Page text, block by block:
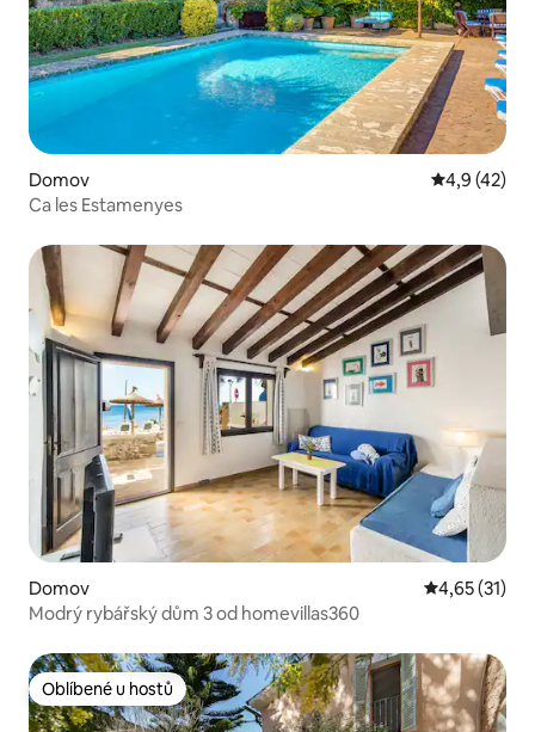
Domov Průměrné
4,9 (42)
Ca les Estamenyes
Domov Průměrné
4,65 (31)
Modrý rybářský dům 3 od homevillas360
Oblíbené u hostů
Oblíbené u hostů